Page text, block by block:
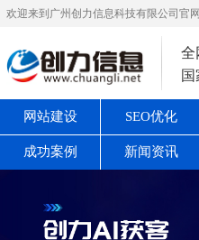
欢迎来到广州创力信息科技有限公司官网
全
网站建设 SEO优化
成功案例 新闻资讯